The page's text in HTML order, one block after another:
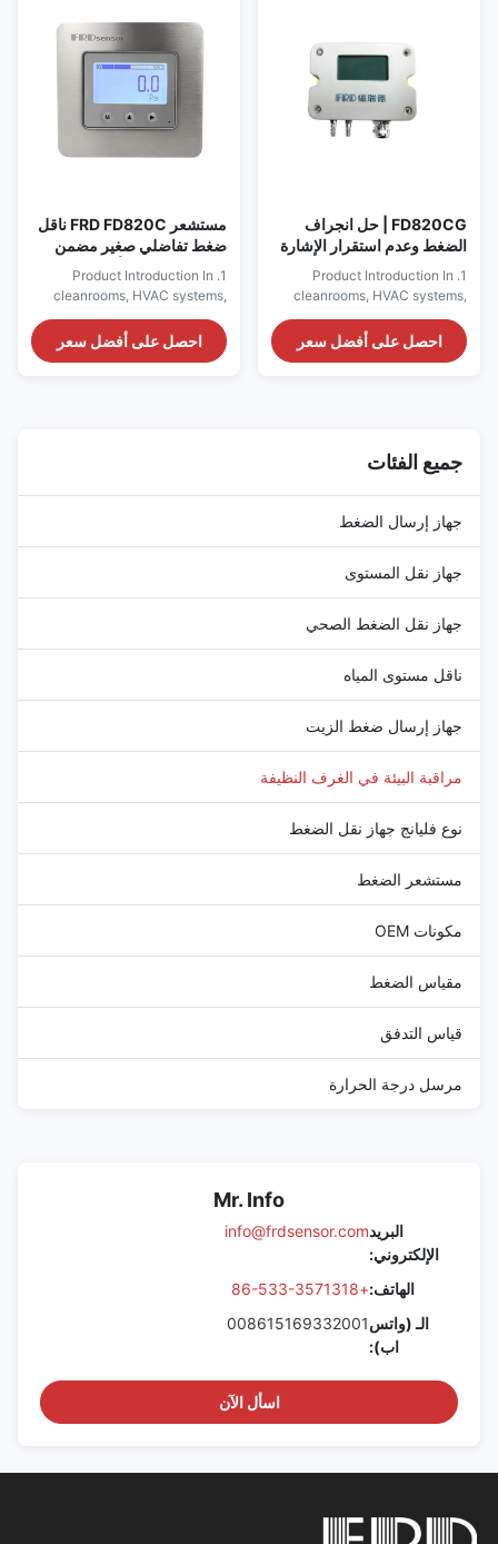
By simultaneously capturing ...
for environmental control,
airflow management, and
FD820CG | حل انجراف
الضغط وعدم استقرار الإشارة
وتحديات مراقبة غرف الأبحاث
1. Product Introduction In
cleanrooms, HVAC systems,
environments, semiconductor
manufacturing, and smart
environmental safety, and
equipment operation
efficiency. The ...
احصل على أفضل سعر
مستشعر FRD FD820C ناقل
ضغط تفاضلي صغير مضمن
للغرف النظيفة وأنظمة HVAC
1. Product Introduction In
cleanrooms, HVAC systems,
laboratories, semiconductor
manufacturing, and industrial
...
احصل على أفضل سعر
جميع الفئات
جهاز إرسال الضغط
جهاز نقل المستوى
جهاز نقل الضغط الصحي
ناقل مستوى المياه
جهاز إرسال ضغط الزيت
مراقبة البيئة في الغرف النظيفة
نوع فليانج جهاز نقل الضغط
مستشعر الضغط
مكونات OEM
مقياس الضغط
قياس التدفق
مرسل درجة الحرارة
Mr. Info
البريد
الإلكتروني:
info@frdsensor.com
الهاتف:+86-533-3571318
الـ (واتس
اب):
008615169332001
اسأل الآن